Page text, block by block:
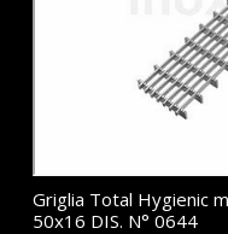
Griglia Total Hygienic
50x16 DIS. N° 0644